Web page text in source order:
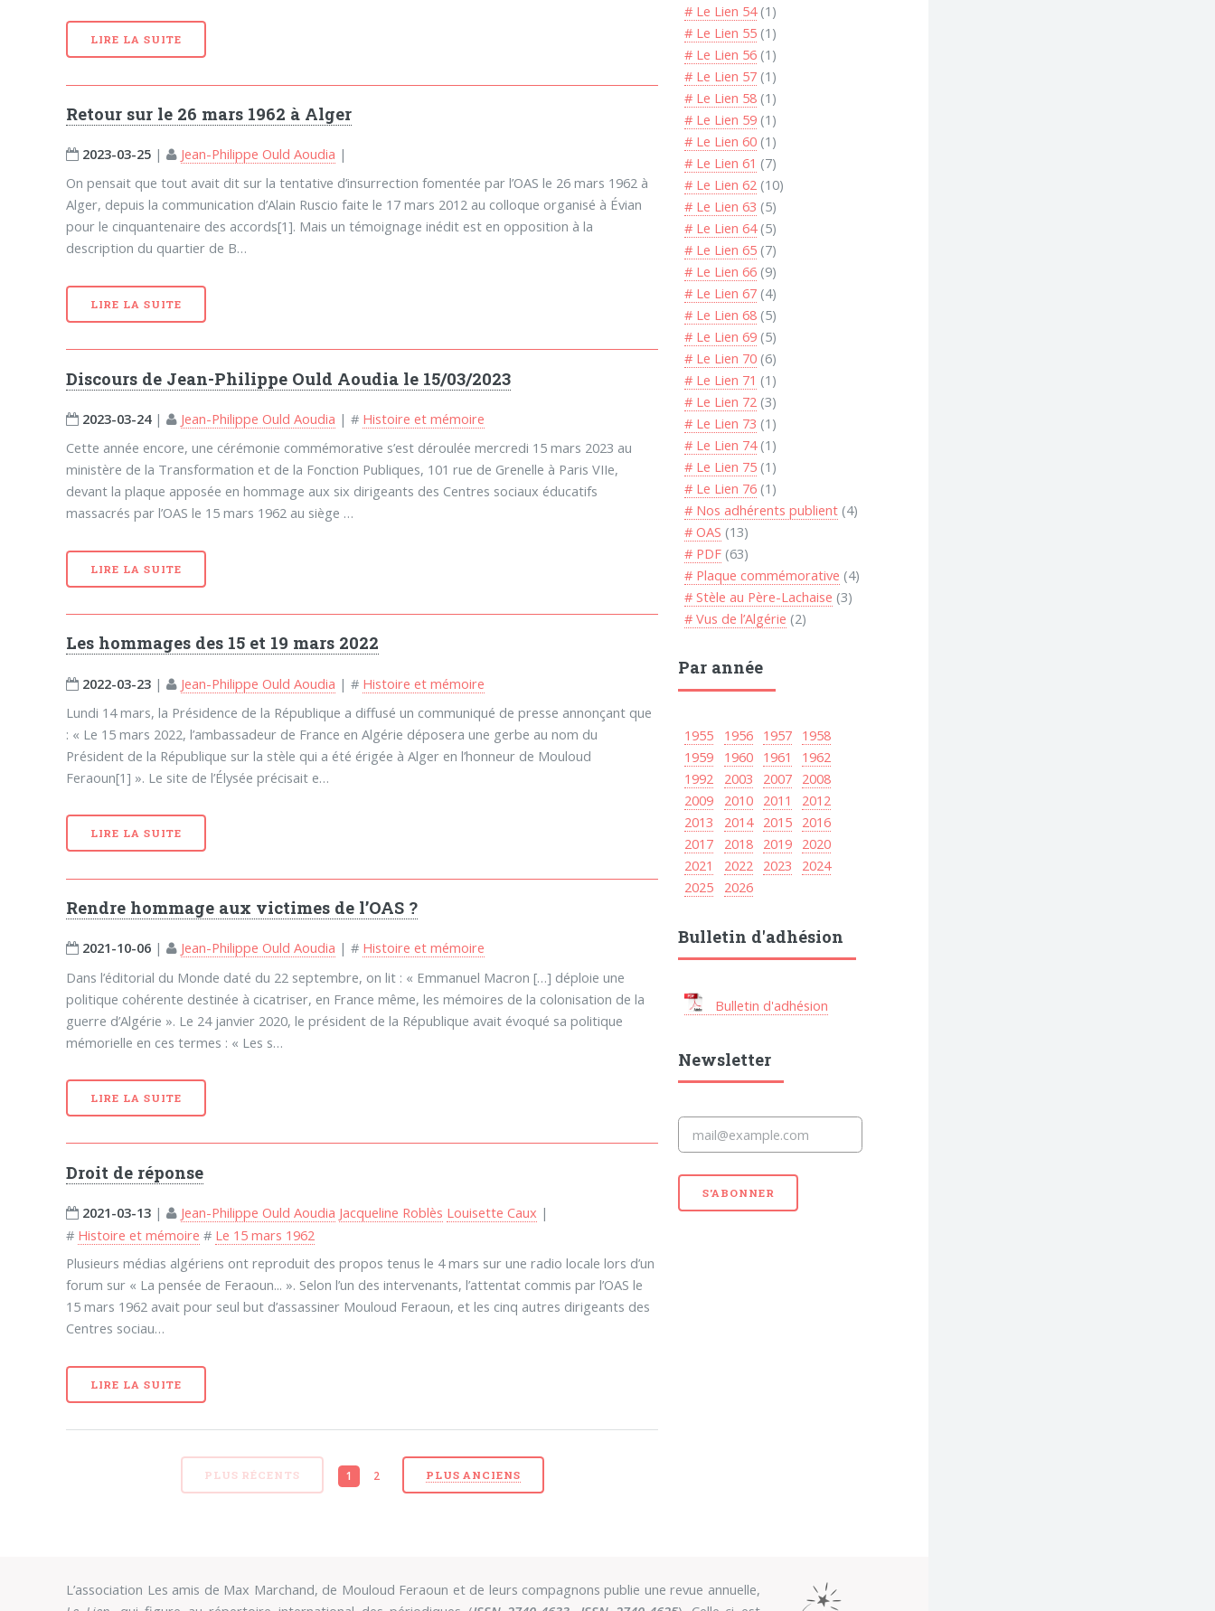
LIRE LA SUITE
Retour sur le 26 mars 1962 à Alger
2023-03-25 | Jean-Philippe Ould Aoudia |
On pensait que tout avait dit sur la tentative d’insurrection fomentée par l’OAS le 26 mars 1962 à
Alger, depuis la communication d’Alain Ruscio faite le 17 mars 2012 au colloque organisé à Évian
pour le cinquantenaire des accords[1]. Mais un témoignage inédit est en opposition à la
description du quartier de B…
LIRE LA SUITE
Discours de Jean-Philippe Ould Aoudia le 15/03/2023
2023-03-24| Jean-Philippe Ould Aoudia |# Histoire et mémoire
Cette année encore, une cérémonie commémorative s’est déroulée mercredi 15 mars 2023 au
ministère de la Transformation et de la Fonction Publiques, 101 rue de Grenelle à Paris VIIe,
devant la plaque apposée en hommage aux six dirigeants des Centres sociaux éducatifs
massacrés par l’OAS le 15 mars 1962 au siège …
LIRE LA SUITE
Les hommages des 15 et 19 mars 2022
2022-03-23 | Jean-Philippe Ould Aoudia |# Histoire et mémoire
Lundi 14 mars, la Présidence de la République a diffusé un communiqué de presse annonçant que
: « Le 15 mars 2022, l’ambassadeur de France en Algérie déposera une gerbe au nom du
Président de la République sur la stèle qui a été érigée à Alger en l’honneur de Mouloud
Feraoun[1] ». Le site de l’Élysée précisait e…
LIRE LA SUITE
Rendre hommage aux victimes de l’OAS ?
2021-10-06 | Jean-Philippe Ould Aoudia |# Histoire et mémoire
Dans l’éditorial du Monde daté du 22 septembre, on lit : « Emmanuel Macron […] déploie une
politique cohérente destinée à cicatriser, en France même, les mémoires de la colonisation de la
guerre d’Algérie ». Le 24 janvier 2020, le président de la République avait évoqué sa politique
mémorielle en ces termes : « Les s…
LIRE LA SUITE
Droit de réponse
2021-03-13 | Jean-Philippe Ould Aoudia Jacqueline Roblès Louisette Caux |
# Histoire et mémoire # Le 15 mars 1962
Plusieurs médias algériens ont reproduit des propos tenus le 4 mars sur une radio locale lors d’un
forum sur « La pensée de Feraoun... ». Selon l’un des intervenants, l’attentat commis par l’OAS le
15 mars 1962 avait pour seul but d’assassiner Mouloud Feraoun, et les cinq autres dirigeants des
Centres sociau…
LIRE LA SUITE
PLUS RÉCENTS 1 2 PLUS ANCIENS
# Le Lien 54(1)
# Le Lien 55 (1)
# Le Lien 56 (1)
# Le Lien 57 (1)
# Le Lien 58 (1)
# Le Lien 59 (1)
# Le Lien 60 (1)
# Le Lien 61 (7)
# Le Lien 62 (10)
# Le Lien 63 (5)
# Le Lien 64(5)
# Le Lien 65 (7)
# Le Lien 66 (9)
# Le Lien 67 (4)
# Le Lien 68 (5)
# Le Lien 69 (5)
# Le Lien 70 (6)
# Le Lien 71 (1)
# Le Lien 72 (3)
# Le Lien 73 (1)
# Le Lien 74(1)
# Le Lien 75 (1)
# Le Lien 76 (1)
# Nos adhérents publient (4)
# OAS (13)
# PDF (63)
# Plaque commémorative (4)
# Stèle au Père-Lachaise (3)
# Vus de l’Algérie (2)
Par année
1955 1956 1957
1958
1959
1960 1961
1962
1992
2003 2007
2008
2009
2010 2011
2012
2013
2014 2015
2016
2017
2018 2019
2020
2021
2022 2023
2024
2025
2026
Bulletin d'adhésion
Bulletin d'adhésion
Newsletter
S'ABONNER
L’association Les amis de Max Marchand, de Mouloud Feraoun et de leurs compagnons publie une revue annuelle,